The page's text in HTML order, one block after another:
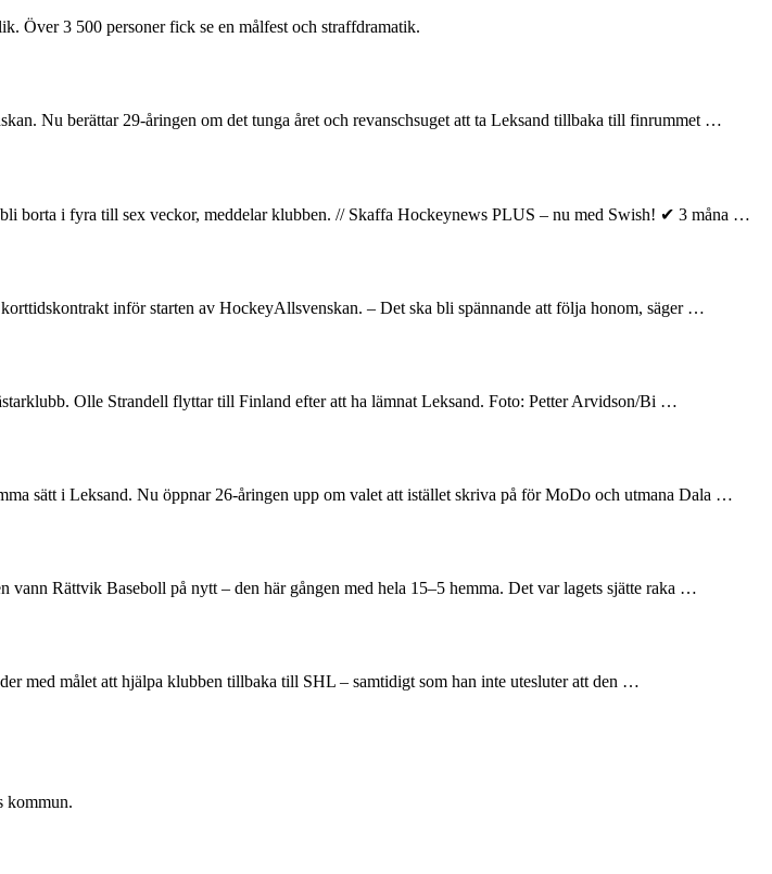
Över 3 500 personer fick se en målfest och straffdramatik.
Nu berättar 29-åringen om det tunga året och revanschsuget att ta Leksand tillbaka till finrummet …
borta i fyra till sex veckor, meddelar klubben. // Skaffa Hockeynews PLUS – nu med Swish! ✔ 3 måna …
inför starten av HockeyAllsvenskan. – Det ska bli spännande att följa honom, säger …
Olle Strandell flyttar till Finland efter att ha lämnat Leksand. Foto: Petter Arvidson/Bi …
sätt i Leksand. Nu öppnar 26-åringen upp om valet att istället skriva på för MoDo och utmana Dala …
Rättvik Baseboll på nytt – den här gången med hela 15–5 hemma. Det var lagets sjätte raka …
med målet att hjälpa klubben tillbaka till SHL – samtidigt som han inte utesluter att den …
kommun.